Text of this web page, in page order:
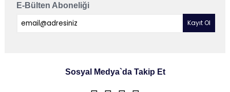
E-Bülten Aboneliği
Sosyal Medya`da Takip Et